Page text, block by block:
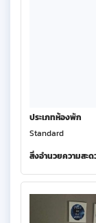
ประเภทห้องพัก
Standard
สิ่งอำนวยความสะ